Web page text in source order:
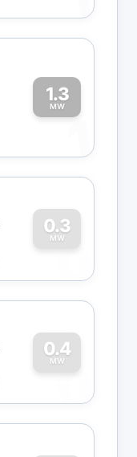
1.3
MW
1
0.3
MW
0
0.4
MW
0